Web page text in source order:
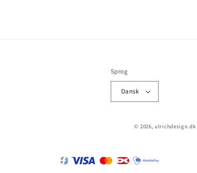
Sprog
Dansk
© 2026,ulrichdesign.dk